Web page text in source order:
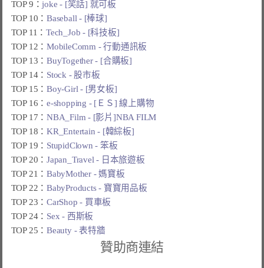
TOP 9：joke - [笑話] 就可板
TOP 10：Baseball - [棒球]
TOP 11：Tech_Job - [科技板]
TOP 12：MobileComm - 行動通訊板
TOP 13：BuyTogether - [合購板]
TOP 14： Stock - 股市板
TOP 15：Boy-Girl - [男女板]
TOP 16：e-shopping - [ＥＳ] 線上購物
TOP 17：NBA_Film - [影片]NBA FILM
TOP 18：KR_Entertain - [韓綜板]
TOP 19： StupidClown - 笨板
TOP 20：Japan_Travel - 日本旅遊板
TOP 21：BabyMother - 媽寶板
TOP 22：BabyProducts - 寶寶用品板
TOP 23：CarShop - 買車板
TOP 24： Sex - 西斯板
TOP 25：Beauty - 表特牆
贊助商連結